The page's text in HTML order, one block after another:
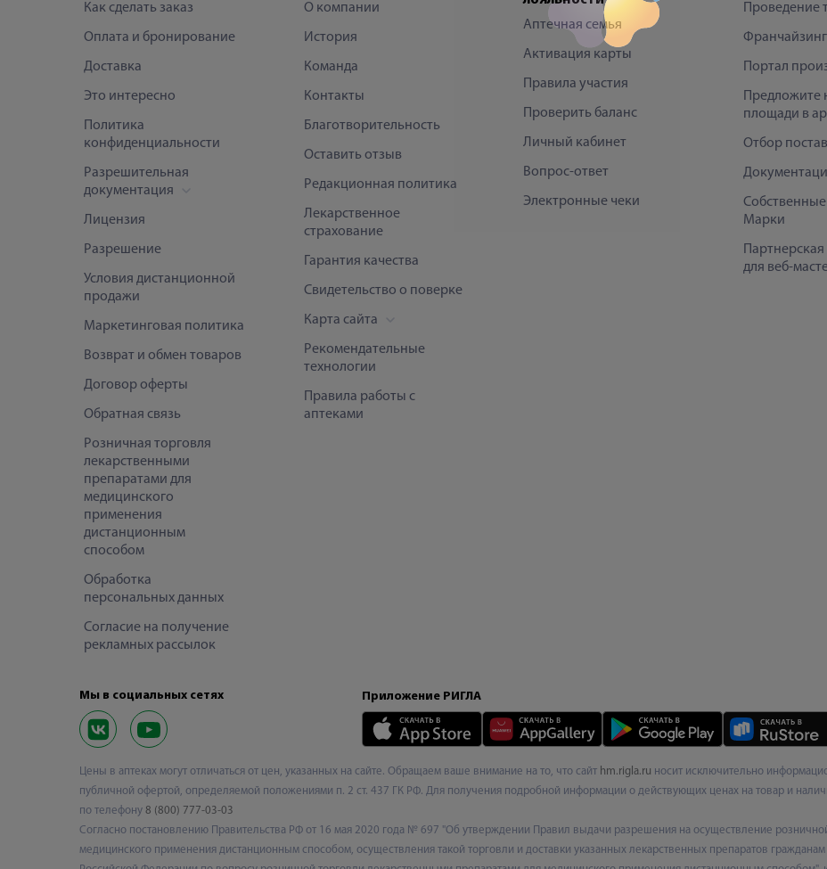
Как сделать заказ
Оплата и бронирование
Доставка
Это интересно
Политика
конфиденциальности
Разрешительная
документация
Лицензия
Разрешение
Условия дистанционной
продажи
Маркетинговая политика
Возврат и обмен товаров
Договор оферты
Обратная связь
Розничная торговля
лекарственными
препаратами для
медицинского
применения
дистанционным
способом
Обработка
персональных данных
Согласие на получение
рекламных рассылок
О компании
История
Команда
Контакты
Благотворительность
Оставить отзыв
Редакционная политика
Лекарственное
страхование
Гарантия качества
Свидетельство о поверке
Карта сайта
Рекомендательные
технологии
Правила работы с
аптеками
Аптечная семья
Активация карты
Правила участия
Проверить баланс
Личный кабинет
Вопрос-ответ
Электронные чеки
Проведение
Франчайзинг
Портал
Предложите
площади в
Отбор
Марки
для веб-
Мы в социальных сетях Приложение РИГЛА
Цены в аптеках могут отличаться от цен, указанных на сайте. Обращаем ваше внимание на то, что сайт hm.rigla.ru носит исключительно
публичной офертой, определяемой положениями п. 2 ст. 437 ГК РФ. Для получения подробной информации о действующих ценах на товар и
по телефону 8 (800) 777-03-03
Согласно постановлению Правительства РФ от 16 мая 2020 года № 697 "Об утверждении Правил выдачи разрешения на осуществление
медицинского применения дистанционным способом, осуществления такой торговли и доставки указанных лекарственных препаратов